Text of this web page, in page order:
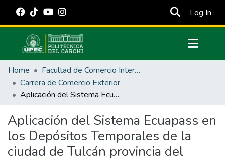
Log In
Communities & Collections
All of DSpace
Statistics
Estadísticas Externas
Manuales
Home
Facultad de Comercio Internacional, Integración, Administración y Economía Empresarial
Carrera de Comercio Exterior
Aplicación del Sistema Ecuapass en los Depósitos Temporales de la ciudad de Tulcán provincia del Carchi, Ventajas y Desventajas
Aplicación del Sistema Ecuapass en
los Depósitos Temporales de la
ciudad de Tulcán provincia del